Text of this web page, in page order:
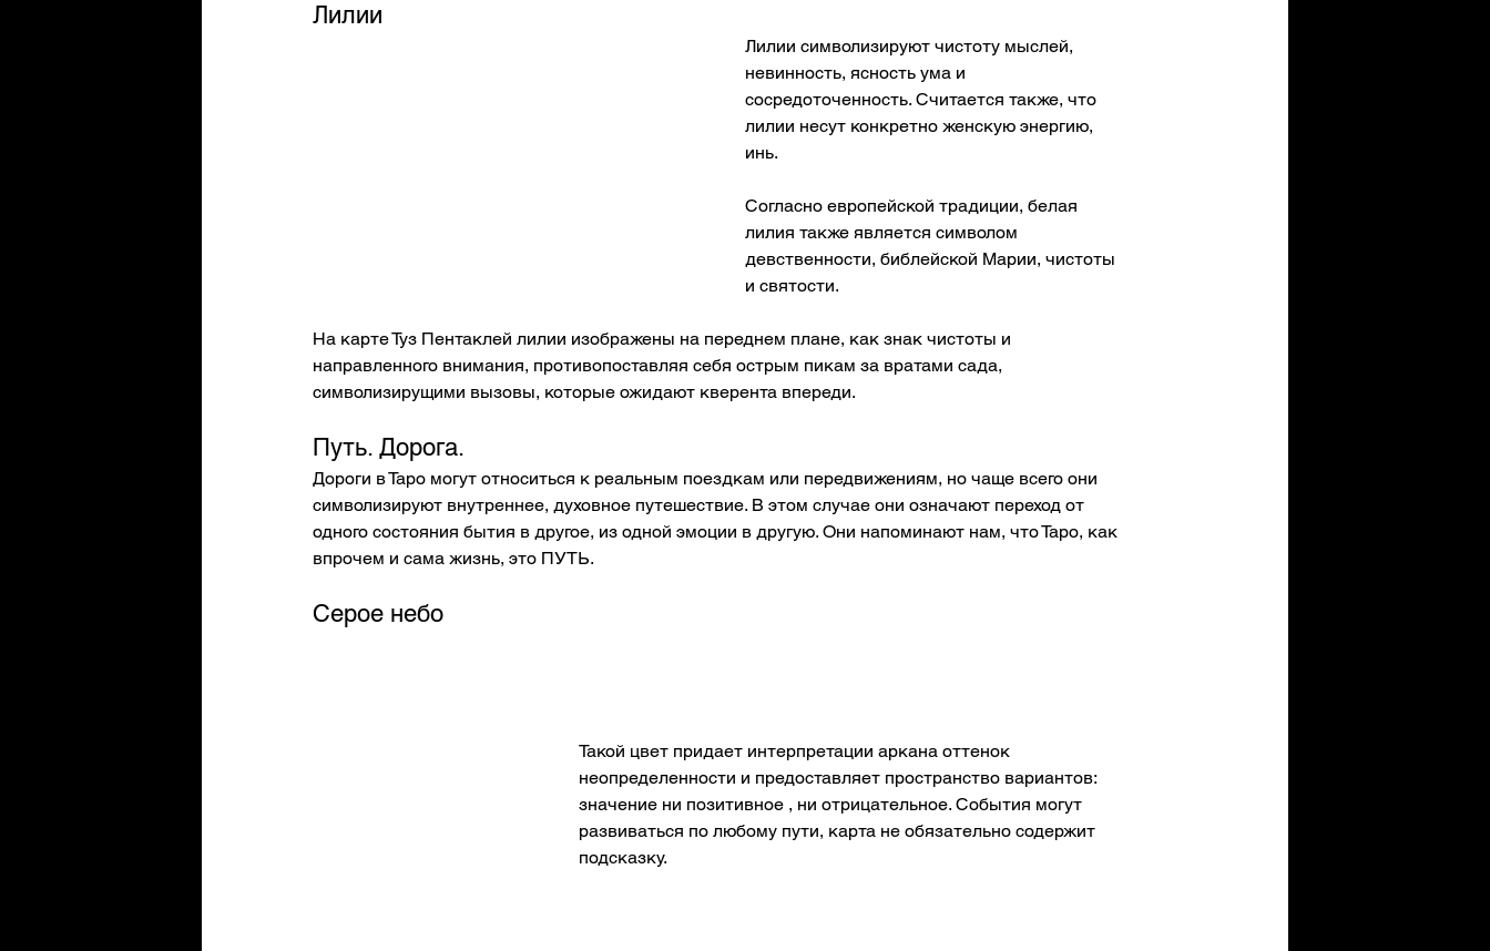
Лилии
Лилии символизируют чистоту мыслей,
невинность, ясность ума и
сосредоточенность. Считается также, что
лилии несут конкретно женскую энергию,
инь.
Согласно европейской традиции, белая
лилия также является символом
девственности, библейской Марии, чистоты
и святости.
На карте Туз Пентаклей лилии изображены на переднем плане, как знак чистоты и
направленного внимания, противопоставляя себя острым пикам за вратами сада,
символизирущими вызовы, которые ожидают кверента впереди.
Путь. Дорога.
Дороги в Таро могут относиться к реальным поездкам или передвижениям, но чаще всего они
символизируют внутреннее, духовное путешествие. В этом случае они означают переход от
одного состояния бытия в другое, из одной эмоции в другую. Они напоминают нам, что Таро, как
впрочем и сама жизнь, это ПУТЬ.
Серое небо
Такой цвет придает интерпретации аркана оттенок
неопределенности и предоставляет пространство вариантов:
значение ни позитивное , ни отрицательное. События могут
развиваться по любому пути, карта не обязательно содержит
подсказку.